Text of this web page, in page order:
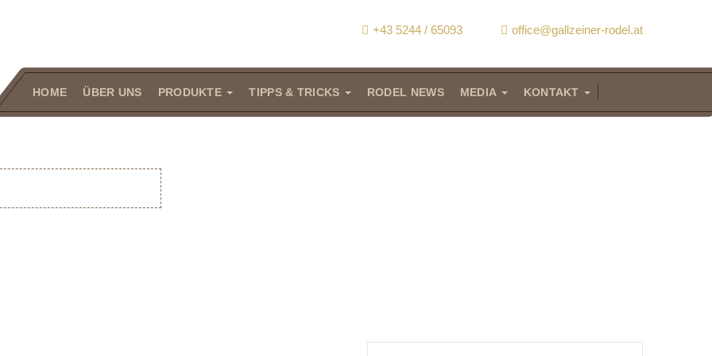
+43 5244 / 65093 office@gallzeiner-rodel.at
HOME ÜBER UNS PRODUKTE TIPPS & TRICKS RODEL NEWS MEDIA KONTAKT